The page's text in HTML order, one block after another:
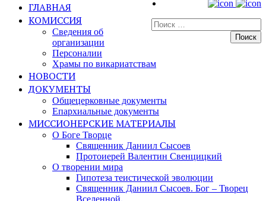
Искать:
ГЛАВНАЯ
КОМИССИЯ
Сведения об
организации
Персоналии
Храмы по викариатствам
НОВОСТИ
ДОКУМЕНТЫ
Общецерковные документы
Епархиальные документы
МИССИОНЕРСКИЕ МАТЕРИАЛЫ
О Боге Творце
Священник Даниил Сысоев
Протоиерей Валентин Свенцицкий
О творении мира
Гипотеза теистической эволюции
Священник Даниил Сысоев. Бог – Творец